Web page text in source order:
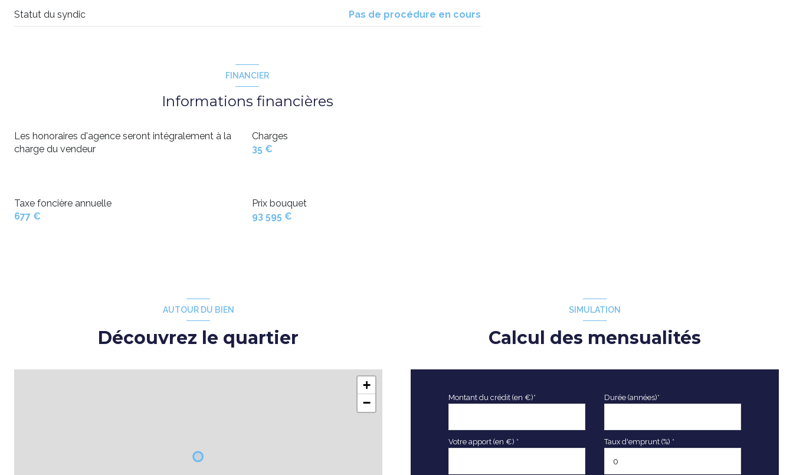
Statut du syndic Pas de procédure en cours
FINANCIER
Informations financières
Les honoraires d'agence seront intégralement à la
charge du vendeur
Charges
35 €
Taxe foncière annuelle
677 €
Prix bouquet
93 595 €
AUTOUR DU BIEN
Découvrez le quartier
+
−
SIMULATION
Calcul des mensualités
Montant du crédit (en €)* Durée (années)*
Votre apport (en €) * Taux d'emprunt (%) *